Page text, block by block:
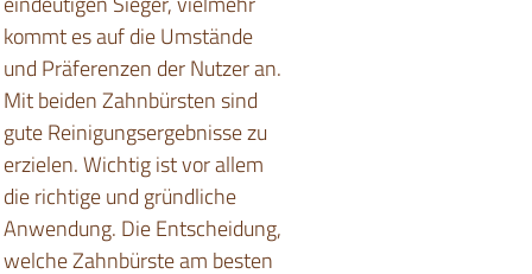
kommt es auf die Umstände
und Präferenzen der Nutzer an.
Mit beiden Zahnbürsten sind
gute Reinigungsergebnisse zu
erzielen. Wichtig ist vor allem
die richtige und gründliche
Anwendung. Die Entscheidung,
welche Zahnbürste am besten